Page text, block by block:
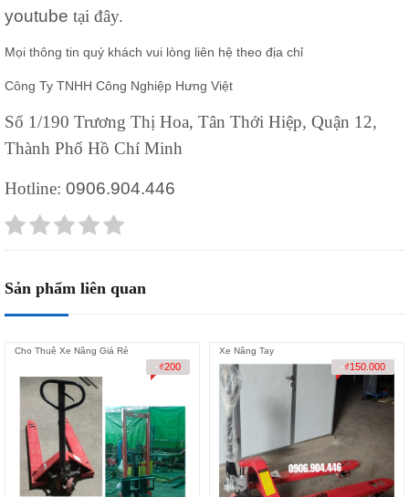
youtube tại đây.
Mọi thông tin quý khách vui lòng liên hệ theo địa chỉ
Công Ty TNHH Công Nghiệp Hưng Việt
Số 1/190 Trương Thị Hoa, Tân Thới Hiệp, Quận 12,
Thành Phố Hồ Chí Minh
Hotline: 0906.904.446
Sản phẩm liên quan
Cho Thuê Xe Nâng Giá Rẻ
-₫200
Xe Nâng Tay
-₫150.000